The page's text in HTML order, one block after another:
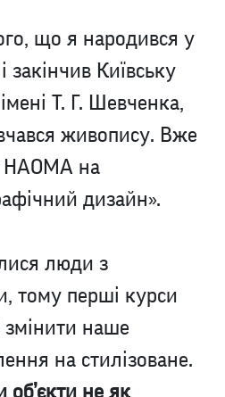
що я народився у
закінчив Київську
Т. Г. Шевченка,
живопису. Вже
НАОМА на
дизайн».
люди з
тому перші курси
наше
на стилізоване.
об’єкти не як